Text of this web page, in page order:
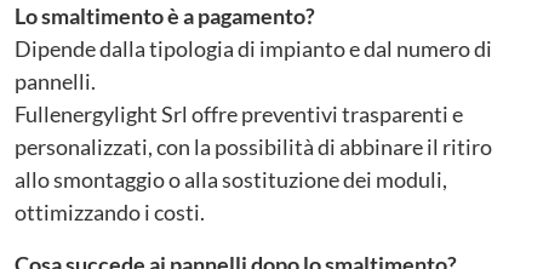
Lo smaltimento è a pagamento?
Dipende dalla tipologia di impianto e dal numero di
pannelli.
Fullenergylight Srl offre preventivi trasparenti e
personalizzati, con la possibilità di abbinare il ritiro
allo smontaggio o alla sostituzione dei moduli,
ottimizzando i costi.
Cosa succede ai pannelli dopo lo smaltimento?